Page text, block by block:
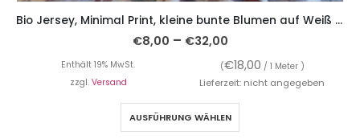
Bio Jersey, Minimal Print, kleine bunte Blumen auf Weiß – Streublumen
€8,00 – €32,00
Enthält 19% MwSt. (€18,00 / 1 Meter )
zzgl. Versand Lieferzeit: nicht angegeben
AUSFÜHRUNG WÄHLEN